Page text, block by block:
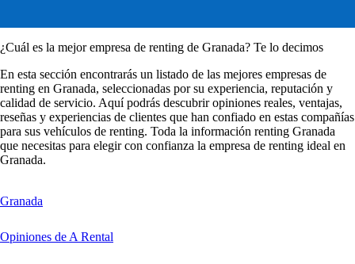
¿Cuál es la mejor empresa de renting de Granada? Te lo decimos
En esta sección encontrarás un listado de las mejores empresas de
renting en Granada, seleccionadas por su experiencia, reputación y
calidad de servicio. Aquí podrás descubrir opiniones reales, ventajas,
reseñas y experiencias de clientes que han confiado en estas compañías
para sus vehículos de renting. Toda la información renting Granada
que necesitas para elegir con confianza la empresa de renting ideal en
Granada.
Granada
Opiniones de A Rental